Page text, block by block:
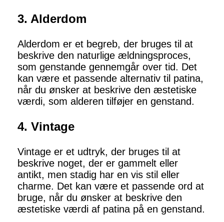
3. Alderdom
Alderdom er et begreb, der bruges til at
beskrive den naturlige ældningsproces,
som genstande gennemgår over tid. Det
kan være et passende alternativ til patina,
når du ønsker at beskrive den æstetiske
værdi, som alderen tilføjer en genstand.
4. Vintage
Vintage er et udtryk, der bruges til at
beskrive noget, der er gammelt eller
antikt, men stadig har en vis stil eller
charme. Det kan være et passende ord at
bruge, når du ønsker at beskrive den
æstetiske værdi af patina på en genstand.